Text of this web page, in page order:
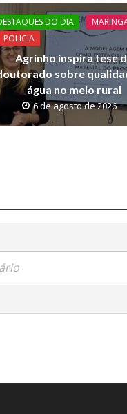
DO DIA
POLICIA
Agrinho inspira tese
sobre
água no meio rural
6 de agosto de 2026